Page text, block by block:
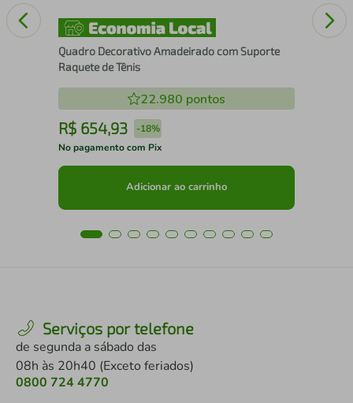
Quadro Decorativo Amadeirado com Suporte
Raquete de Tênis
22.980 pontos
R$ 654,93 -18%
No pagamento com Pix
Adicionar ao carrinho
Serviços por telefone
de segunda a sábado das
08h às 20h40 (Exceto feriados)
0800 724 4770